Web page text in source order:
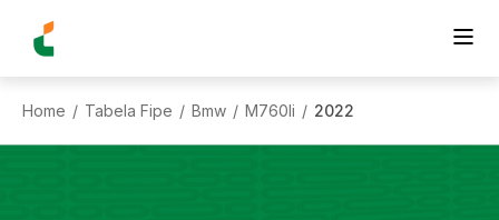
Home / Tabela Fipe / Bmw / M760li / 2022